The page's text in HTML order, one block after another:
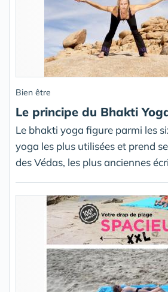
Bien être
Le principe du Bhakti
Le bhakti yoga figure parmi les
yoga les plus utilisées et prend
des Védas, les plus anciennes